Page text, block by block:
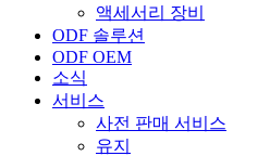
액세서리 장비
ODF 솔루션
ODF OEM
소식
서비스
사전 판매 서비스
유지